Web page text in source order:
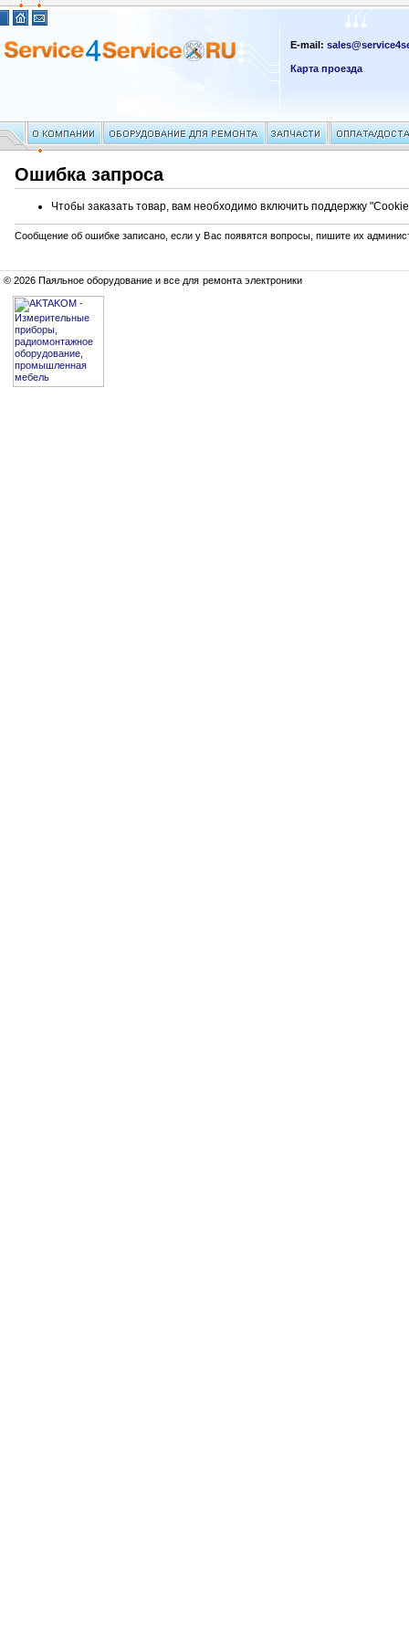
E-mail:
Карта проезда
Ошибка запроса
Чтобы заказать товар, вам необходимо включить поддержку
Сообщение об ошибке записано, если у Вас появятся вопросы, пишите их
© 2026 Паяльное оборудование и все для ремонта электроники